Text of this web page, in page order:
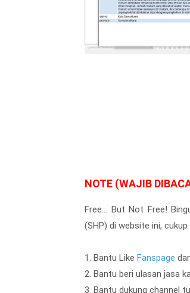
NOTE (WAJIB
Free... But Not Free!
(SHP) di website ini,
1. Bantu Like Fanspage
2. Bantu beri ulasan jasa
3. Bantu dukung channel